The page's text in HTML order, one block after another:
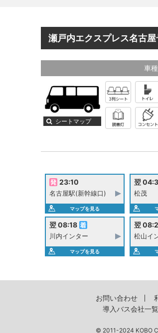
瀬戸内エクスプレス名古屋
車種
シートマップ
23:10
名古屋駅(新幹線口)
マップを見る
翌
松茂
翌 08:18
川内インター
マップを見る
翌
松山イ
お問い合わせ
導入バス会社一覧
© 2011-2024 KOBO